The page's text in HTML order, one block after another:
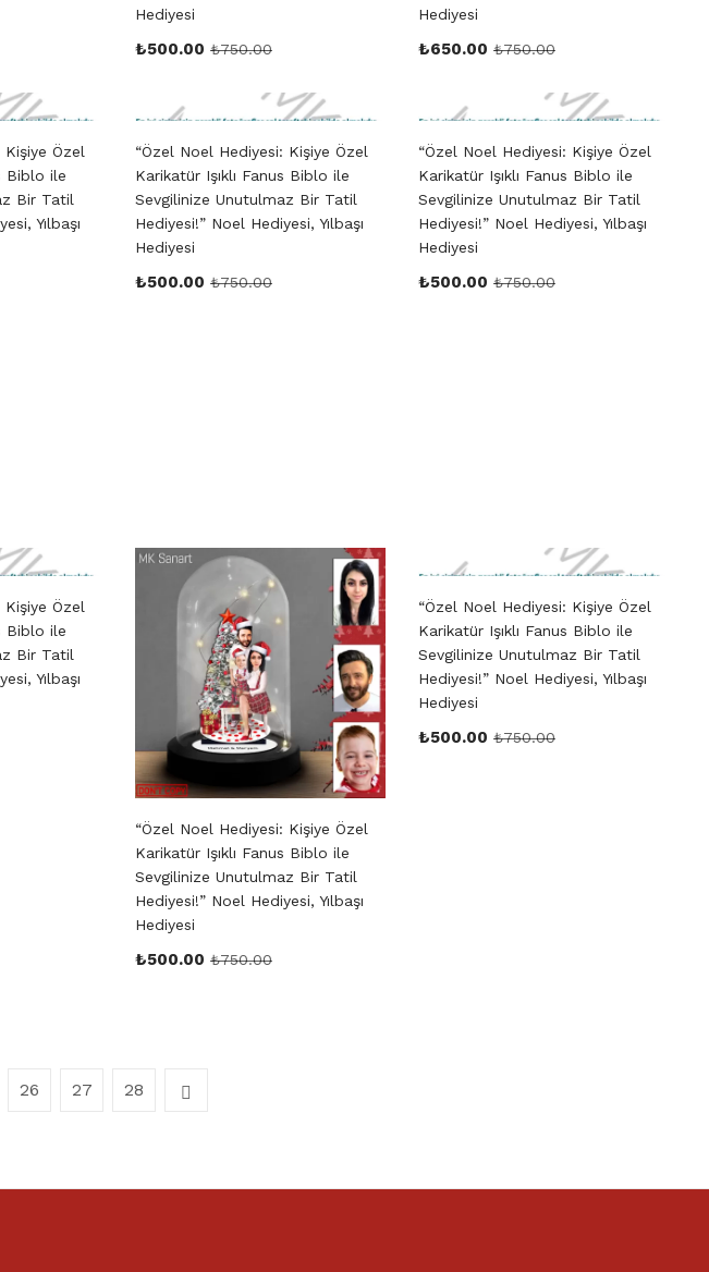
Hediyesi
₺500.00 ₺750.00
Hediyesi
₺650.00 ₺750.00
Özel
Biblo ile
Bir Tatil
Yılbaşı
“Özel Noel Hediyesi: Kişiye Özel
Karikatür Işıklı Fanus Biblo ile
Sevgilinize Unutulmaz Bir Tatil
Hediyesi!” Noel Hediyesi, Yılbaşı
Hediyesi
₺500.00 ₺750.00
“Özel Noel Hediyesi: Kişiye Özel
Karikatür Işıklı Fanus Biblo ile
Sevgilinize Unutulmaz Bir Tatil
Hediyesi!” Noel Hediyesi, Yılbaşı
Hediyesi
₺500.00 ₺750.00
Özel
Biblo ile
Bir Tatil
Yılbaşı
“Özel Noel Hediyesi: Kişiye Özel
Karikatür Işıklı Fanus Biblo ile
Sevgilinize Unutulmaz Bir Tatil
Hediyesi!” Noel Hediyesi, Yılbaşı
Hediyesi
₺500.00 ₺750.00
“Özel Noel Hediyesi: Kişiye Özel
Karikatür Işıklı Fanus Biblo ile
Sevgilinize Unutulmaz Bir Tatil
Hediyesi!” Noel Hediyesi, Yılbaşı
Hediyesi
₺500.00 ₺750.00
26 27 28